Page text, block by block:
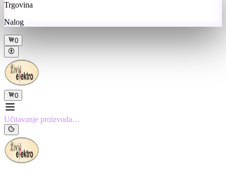
Trgovina
Nalog
0
0
Učitavanje proizvoda…